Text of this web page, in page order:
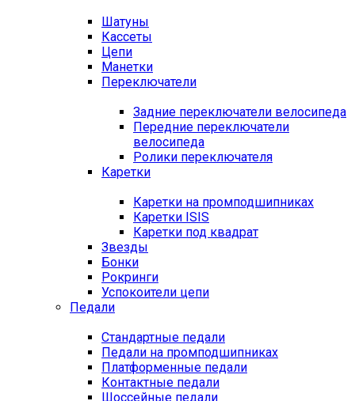
Шатуны
Кассеты
Цепи
Манетки
Переключатели
Задние переключатели велосипеда
Передние переключатели
велосипеда
Ролики переключателя
Каретки
Каретки на промподшипниках
Каретки ISIS
Каретки под квадрат
Звезды
Бонки
Рокринги
Успокоители цепи
Педали
Стандартные педали
Педали на промподшипниках
Платформенные педали
Контактные педали
Шоссейные педали